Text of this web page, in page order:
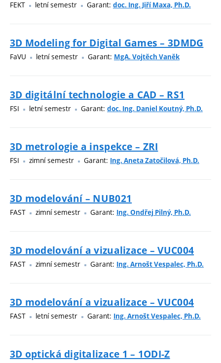
FEKT letní semestr Garant: doc. Ing. Jiří Maxa, Ph.D.
3D Modeling for Digital Games – 3DMDG
FaVU letní semestr Garant: MgA. Vojtěch Vaněk
3D digitální technologie a CAD – RS1
FSI letní semestr Garant: doc. Ing. Daniel Koutný, Ph.D.
3D metrologie a inspekce – ZRI
FSI zimní semestr Garant: Ing. Aneta Zatočilová, Ph.D.
3D modelování – NUB021
FAST zimní semestr Garant: Ing. Ondřej Pilný, Ph.D.
3D modelování a vizualizace – VUC004
FAST zimní semestr Garant: Ing. Arnošt Vespalec, Ph.D.
3D modelování a vizualizace – VUC004
FAST letní semestr Garant: Ing. Arnošt Vespalec, Ph.D.
3D optická digitalizace 1 – 1ODI-Z